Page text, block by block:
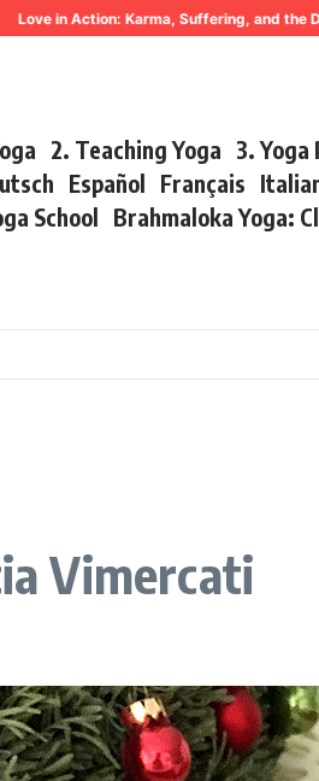
in Action: Karma, Suffering, and the Duty
2. Teaching Yoga 3. Yoga
Español Français
School Brahmaloka Yoga:
Vimercati